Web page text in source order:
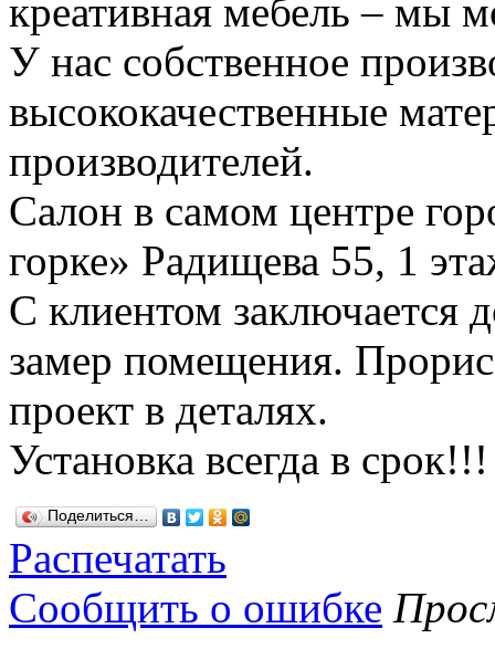
креативная мебель – мы
У нас собственное
высококачественные
производителей.
Салон в самом центре
горке» Радищева 55, 1
С клиентом заключается
замер помещения.
проект в деталях.
Установка всегда в
Поделиться…
Распечатать
Сообщить о ошибке